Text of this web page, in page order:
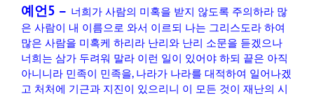
예언5 – 너희가 사람의 미혹을 받지 않도록 주의하라 많
은 사람이 내 이름으로 와서 이르되 나는 그리스도라 하여
많은 사람을 미혹케 하리라 난리와 난리 소문을 듣겠으나
너희는 삼가 두려워 말라 이런 일이 있어야 하되 끝은 아직
아니니라 민족이 민족을, 나라가 나라를 대적하여 일어나겠
고 처처에 기근과 지진이 있으리니 이 모든 것이 재난의 시